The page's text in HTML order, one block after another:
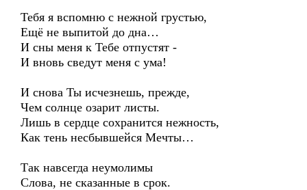
Тебя я вспомню с нежной грустью,
Ещё не выпитой до дна…
И сны меня к Тебе отпустят -
И вновь сведут меня с ума!
И снова Ты исчезнешь, прежде,
Чем солнце озарит листы.
Лишь в сердце сохранится нежность,
Как тень несбывшейся Мечты…
Так навсегда неумолимы
Слова, не сказанные в срок.